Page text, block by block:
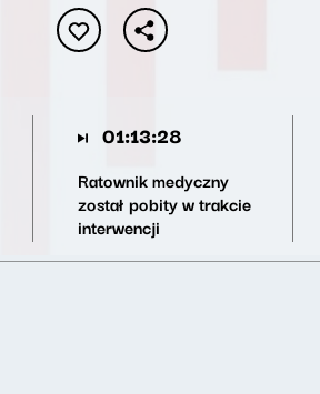
01:13:28
Ratownik medyczny
został pobity w trakcie
interwencji